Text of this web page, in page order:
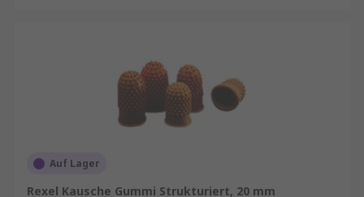
Auf Lager
Rexel Kausche Gummi Strukturiert, 20 mm